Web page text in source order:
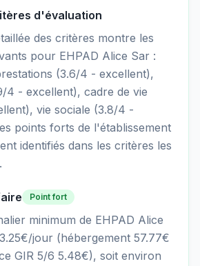
d'évaluation
des critères montre les
pour EHPAD Alice Sar :
(3.6/4 - excellent),
4 - excellent), cadre de vie
vie sociale (3.8/4 -
points forts de l'établissement
identifiés dans les critères les
Point fort
minimum de EHPAD Alice
jour (hébergement 57.77€
GIR 5/6 5.48€), soit environ